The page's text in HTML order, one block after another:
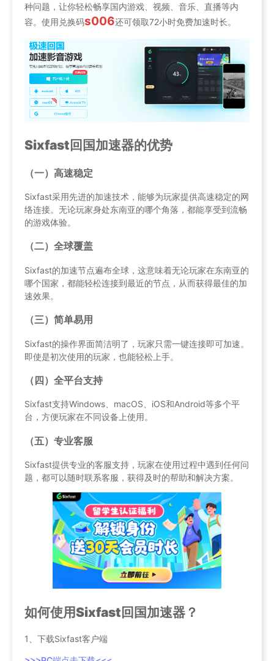
种问题，让你轻松畅享国内游戏、视频、音乐、直播等内
容。使用兑换码s006还可领取72小时免费加速时长。
Sixfast回国加速器的优势
（一）高速稳定
Sixfast采用先进的加速技术，能够为玩家提供高速稳定的网
络连接。无论玩家身处东南亚的哪个角落，都能享受到流畅
的游戏体验。
（二）全球覆盖
Sixfast的加速节点遍布全球，这意味着无论玩家在东南亚的
哪个国家，都能轻松连接到最近的节点，从而获得最佳的加
速效果。
（三）简单易用
Sixfast的操作界面简洁明了，玩家只需一键连接即可加速。
即使是初次使用的玩家，也能轻松上手。
（四）全平台支持
Sixfast支持Windows、macOS、iOS和Android等多个平
台，方便玩家在不同设备上使用。
（五）专业客服
Sixfast提供专业的客服支持，玩家在使用过程中遇到任何问
题，都可以随时联系客服，获得及时的帮助和解决方案。
如何使用Sixfast回国加速器？
1、下载Sixfast客户端